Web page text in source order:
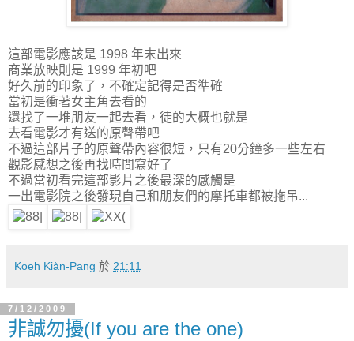
這部電影應該是 1998 年末出來
商業放映則是 1999 年初吧
好久前的印象了，不確定記得是否準確
當初是衝著女主角去看的
還找了一堆朋友一起去看，徒的大概也就是
去看電影才有送的原聲帶吧
不過這部片子的原聲帶內容很短，只有20分鐘多一些左右
觀影感想之後再找時間寫好了
不過當初看完這部影片之後最深的感觸是
一出電影院之後發現自己和朋友們的摩托車都被拖吊...
Koeh Kiàn-Pang 於 21:11
7/12/2009
非誠勿擾(If you are the one)